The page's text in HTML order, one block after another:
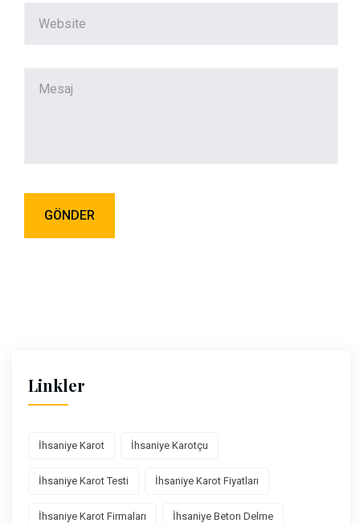
Linkler
İhsaniye Karot İhsaniye Karotçu
İhsaniye Karot Testi İhsaniye Karot Fiyatları
İhsaniye Karot Firmaları İhsaniye Beton Delme